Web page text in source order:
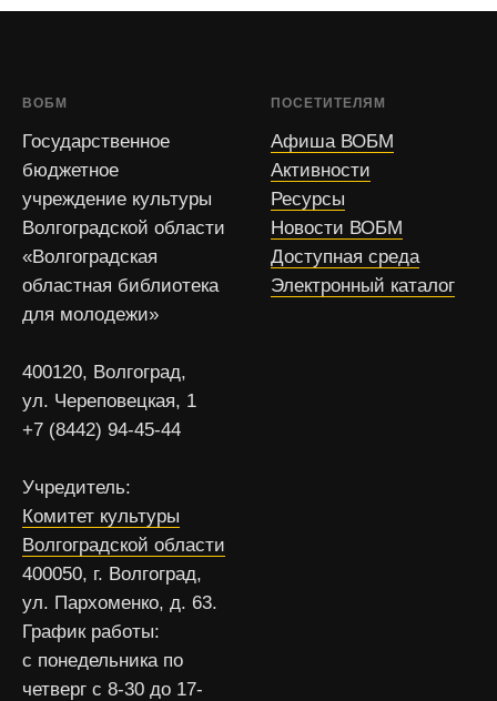
ВОБМ
Государственное
бюджетное
учреждение культуры
Волгоградской области
«Волгоградская
областная библиотека
для молодежи»
400120, Волгоград,
ул. Череповецкая, 1
+7 (8442) 94-45-44
Учредитель:
Комитет культуры
Волгоградской области
400050, г. Волгоград,
ул. Пархоменко, д. 63.
График работы:
с понедельника по
четверг с 8-30 до 17-
ПОСЕТИТЕЛЯМ
Афиша ВОБМ
Активности
Ресурсы
Новости ВОБМ
Доступная среда
Электронный каталог